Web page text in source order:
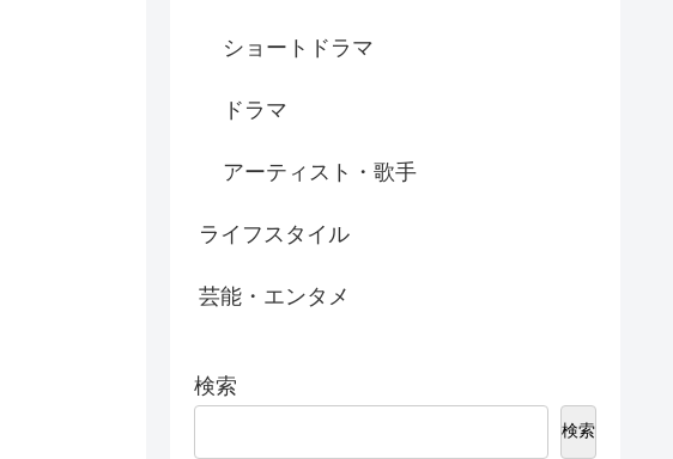
ショートドラマ
ドラマ
アーティスト・歌手
ライフスタイル
芸能・エンタメ
検索
検索